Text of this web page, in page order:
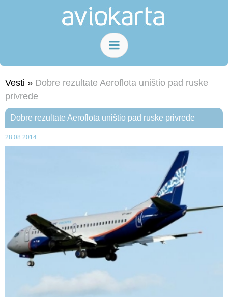
Vesti » Dobre rezultate Aeroflota uništio pad ruske
privrede
Dobre rezultate Aeroflota uništio pad ruske privrede
28.08.2014.